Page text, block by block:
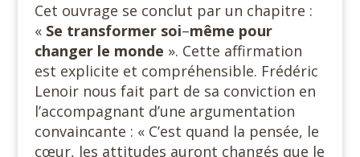
Cet ouvrage se conclut par un chapitre :
« Se transformer soi–même pour
changer le monde ». Cette affirmation
est explicite et compréhensible. Frédéric
Lenoir nous fait part de sa conviction en
l’accompagnant d’une argumentation
convaincante : « C’est quand la pensée, le
cœur, les attitudes auront changés que le